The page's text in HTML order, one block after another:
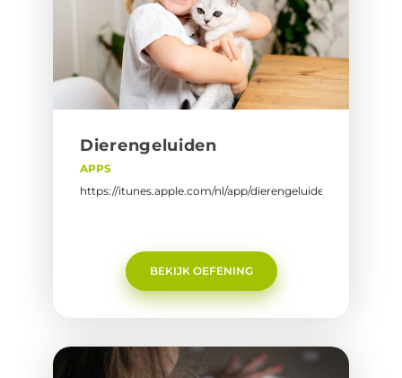
Die­ren­ge­lui­den
APPS
https://itunes.apple.com/nl/app/dierengeluiden
BEKIJK OEFENING